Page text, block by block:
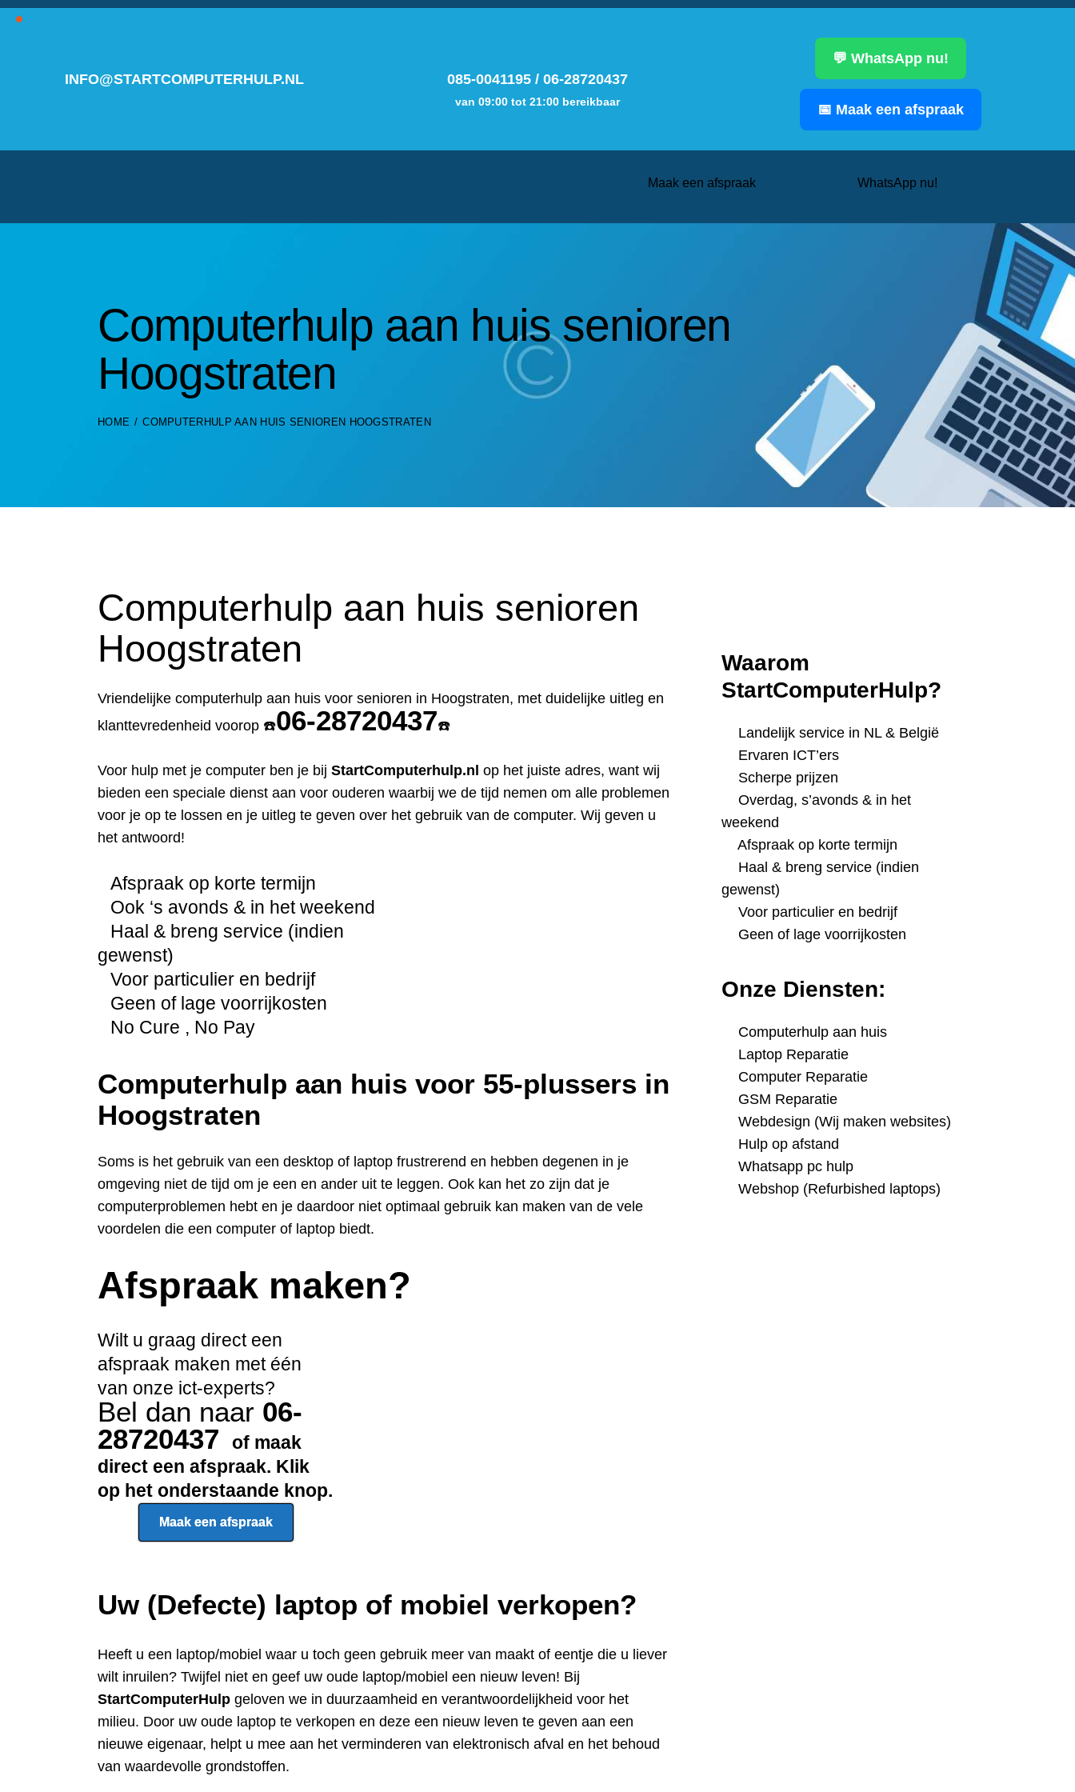
INFO@STARTCOMPUTERHULP.NL 085-0041195/ 06-28720437
van 09:00 tot 21:00 bereikbaar
💬 WhatsApp nu!
📅 Maak een afspraak
Maak een afspraak WhatsApp nu!
Computerhulp aan huis senioren
Hoogstraten
HOME COMPUTERHULP AAN HUIS SENIOREN HOOGSTRATEN
Computerhulp aan huis senioren
Hoogstraten
Vriendelijke computerhulp aan huis voor senioren in Hoogstraten, met duidelijke uitleg en
klanttevredenheid voorop ☎️06-28720437☎️
Voor hulp met je computer ben je bij StartComputerhulp.nl op het juiste adres, want wij
bieden een speciale dienst aan voor ouderen waarbij we de tijd nemen om alle problemen
voor je op te lossen en je uitleg te geven over het gebruik van de computer. Wij geven u
het antwoord!
Afspraak op korte termijn
Ook ‘s avonds & in het weekend
Haal & breng service (indien
gewenst)
Voor particulier en bedrijf
Geen of lage voorrijkosten
No Cure , No Pay
Computerhulp aan huis voor 55-plussers in
Hoogstraten
Soms is het gebruik van een desktop of laptop frustrerend en hebben degenen in je
omgeving niet de tijd om je een en ander uit te leggen. Ook kan het zo zijn dat je
computerproblemen hebt en je daardoor niet optimaal gebruik kan maken van de vele
voordelen die een computer of laptop biedt.
Afspraak maken?
Wilt u graag direct een
afspraak maken met één
van onze ict-experts?
Bel dan naar 06-
28720437
of maak
direct een afspraak. Klik
op het onderstaande knop.
Maak een afspraak
Uw (Defecte) laptop of mobiel verkopen?
Heeft u een laptop/mobiel waar u toch geen gebruik meer van maakt of eentje die u liever
wilt inruilen? Twijfel niet en geef uw oude laptop/mobiel een nieuw leven! Bij
StartComputerHulp geloven we in duurzaamheid en verantwoordelijkheid voor het
milieu. Door uw oude laptop te verkopen en deze een nieuw leven te geven aan een
nieuwe eigenaar, helpt u mee aan het verminderen van elektronisch afval en het behoud
van waardevolle grondstoffen.
Waarom
StartComputerHulp?
Landelijk service in NL & België
Ervaren ICT’ers
Scherpe prijzen
Overdag, s’avonds & in het
weekend
Afspraak op korte termijn
Haal & breng service (indien
gewenst)
Voor particulier en bedrijf
Geen of lage voorrijkosten
Onze Diensten:
Computerhulp aan huis
Laptop Reparatie
Computer Reparatie
GSM Reparatie
Webdesign (Wij maken websites)
Hulp op afstand
Whatsapp pc hulp
Webshop (Refurbished laptops)